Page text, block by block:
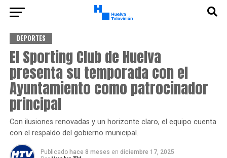
DEPORTES
El Sporting Club de Huelva
presenta su temporada con el
Ayuntamiento como patrocinador
principal
Con ilusiones renovadas y un horizonte claro, el equipo cuenta
con el respaldo del gobierno municipal.
Publicado hace 8 meses en diciembre 17, 2025